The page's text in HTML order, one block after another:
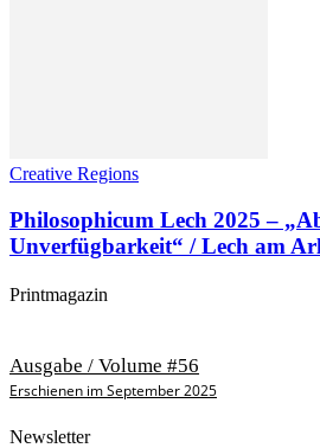
Creative Regions
Philosophicum Lech 2025 –
Unverfügbarkeit“ / Lech am
Printmagazin
Ausgabe / Volume #56
Erschienen im September 2025
Newsletter